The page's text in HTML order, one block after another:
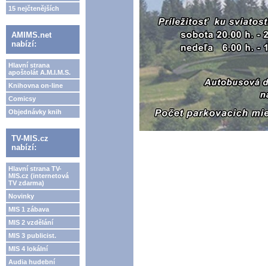
15 nejčtenějších
AMIMS.net
nabízí:
Hlavní strana
apoštolát A.M.I.M.S.
Knihovna on-line
Comicsy
Objednávky knih
TV-MIS.cz
nabízí:
Hlavní strana TV-
MIS.cz (internetová
TV zdarma)
Novinky
MIS 1 zábava
MIS 2 vzdělání
MIS 3 publicist.
MIS 4 lokální
Audia hudební